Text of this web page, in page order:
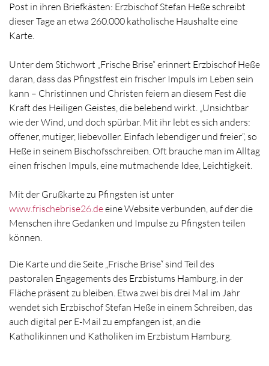
Post in ihren Briefkästen: Erzbischof Stefan Heße schreibt
dieser Tage an etwa 260.000 katholische Haushalte eine
Karte.
Unter dem Stichwort „Frische Brise“ erinnert Erzbischof Heße
daran, dass das Pfingstfest ein frischer Impuls im Leben sein
kann – Christinnen und Christen feiern an diesem Fest die
Kraft des Heiligen Geistes, die belebend wirkt. „Unsichtbar
wie der Wind, und doch spürbar. Mit ihr lebt es sich anders:
offener, mutiger, liebevoller. Einfach lebendiger und freier“, so
Heße in seinem Bischofsschreiben. Oft brauche man im Alltag
einen frischen Impuls, eine mutmachende Idee, Leichtigkeit.
Mit der Grußkarte zu Pfingsten ist unter
www.frischebrise26.deeine Website verbunden, auf der die
Menschen ihre Gedanken und Impulse zu Pfingsten teilen
können.
Die Karte und die Seite „Frische Brise“ sind Teil des
pastoralen Engagements des Erzbistums Hamburg, in der
Fläche präsent zu bleiben. Etwa zwei bis drei Mal im Jahr
wendet sich Erzbischof Stefan Heße in einem Schreiben, das
auch digital per E-Mail zu empfangen ist, an die
Katholikinnen und Katholiken im Erzbistum Hamburg.